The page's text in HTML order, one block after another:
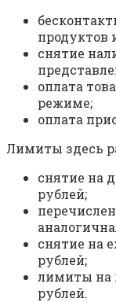
продуктов
снятие
оплата
режиме;
оплата
Лимиты здесь
снятие на
рублей;
снятие на
рублей;
лимиты на
рублей.